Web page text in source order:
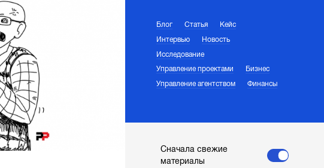
МЕНЕДЖМЕНТ Блог Статья
Кейс
Интервью
Новость
Исследование
Управление проектами
Бизнес
Управление агентством
Финансы
Сначала свежие
материалы